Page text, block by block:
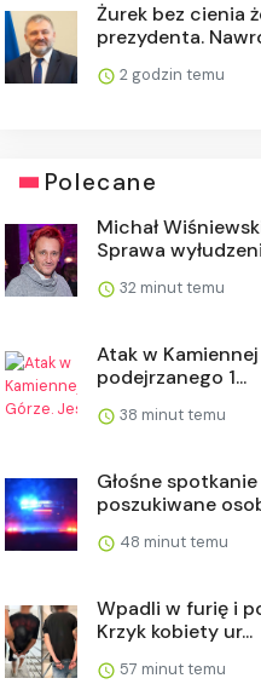
Żurek bez cienia
prezydenta.
2 godzin temu
Polecane
Michał
Sprawa
32 minut temu
Atak w
podejrzanego 1...
38 minut temu
Głośne
poszukiwane
48 minut temu
Wpadli w furię i
Krzyk kobiety ur...
57 minut temu